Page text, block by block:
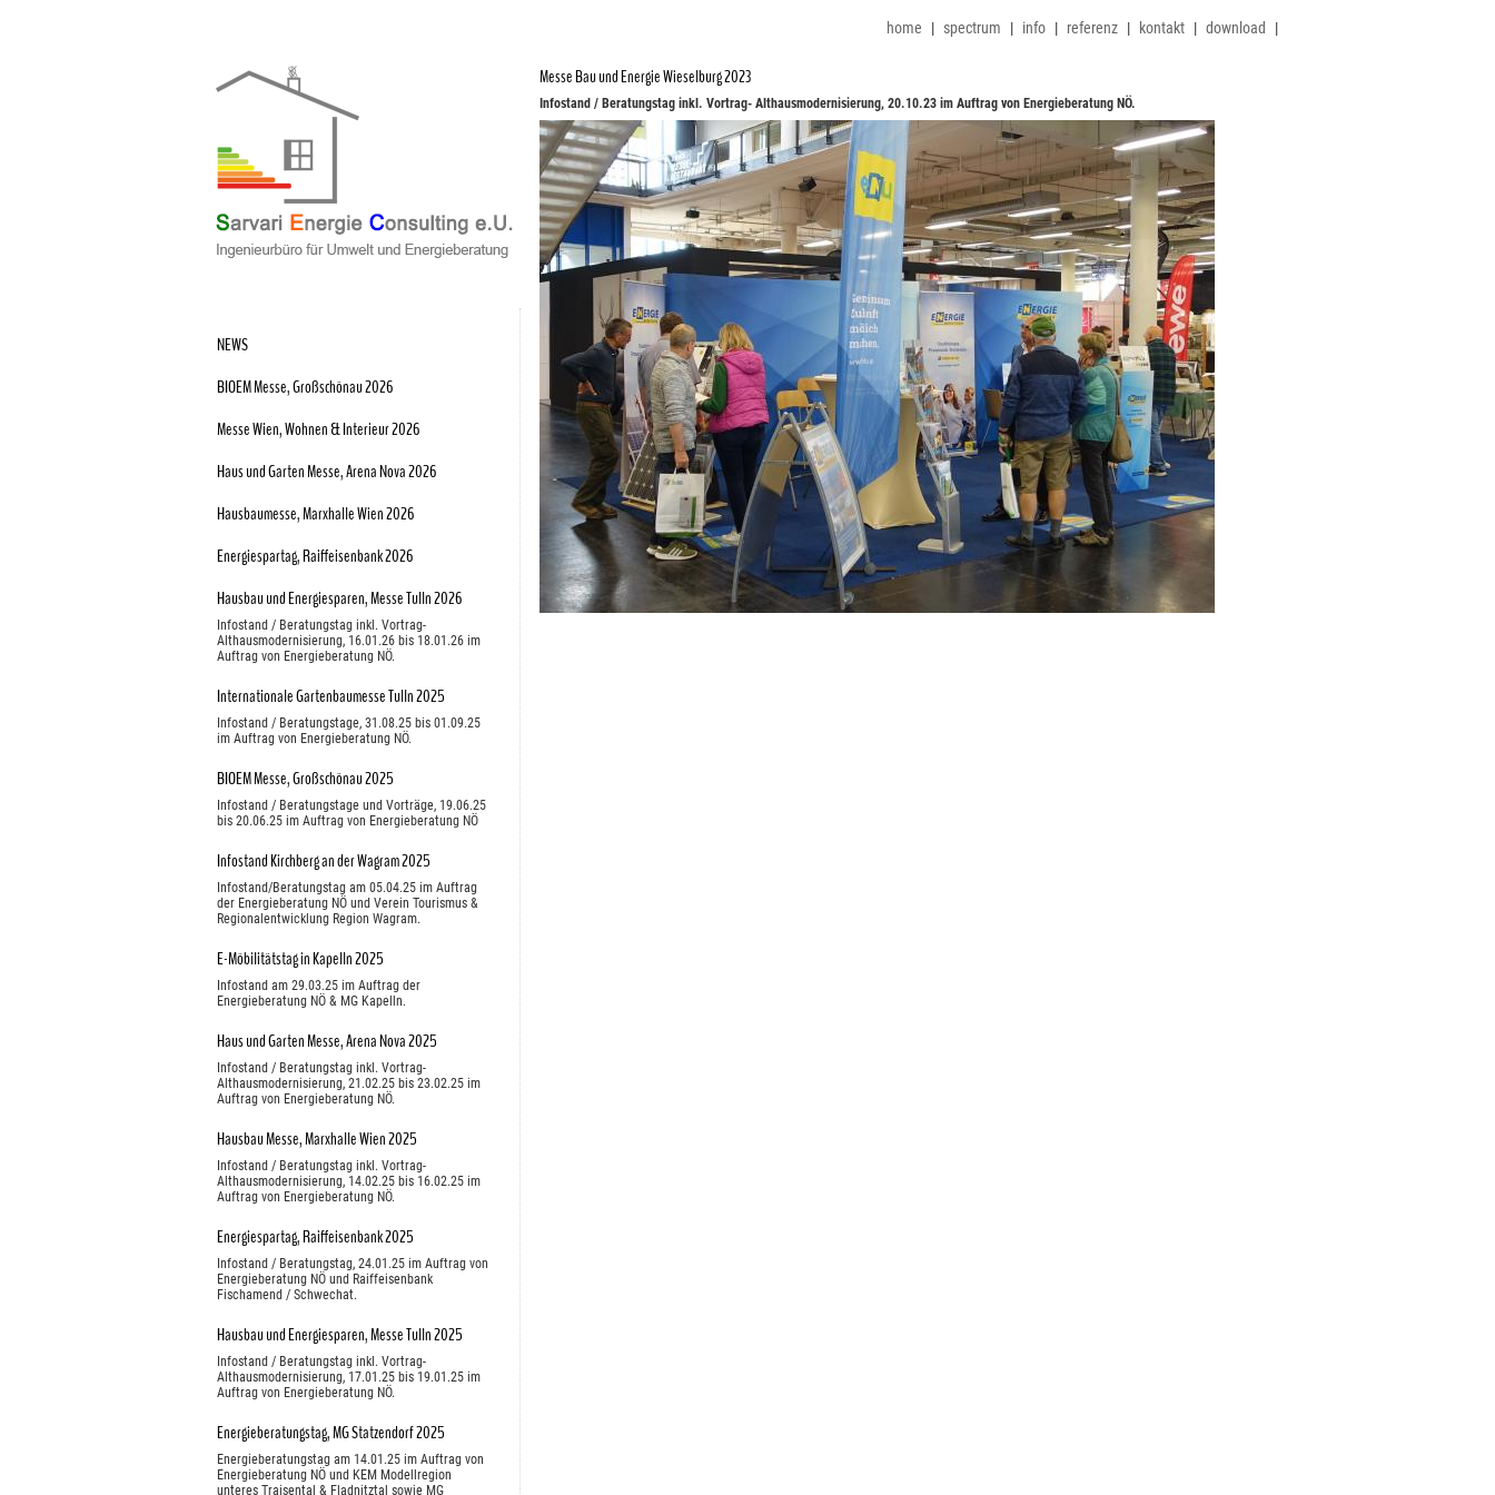
home | spectrum | info | referenz | kontakt | download |
NEWS
BIOEM Messe, Großschönau 2026
Messe Wien, Wohnen & Interieur 2026
Haus und Garten Messe, Arena Nova 2026
Hausbaumesse, Marxhalle Wien 2026
Energiespartag, Raiffeisenbank 2026
Hausbau und Energiesparen, Messe Tulln 2026
Infostand / Beratungstag inkl. Vortrag-
Althausmodernisierung, 16.01.26 bis 18.01.26 im
Auftrag von Energieberatung NÖ.
Internationale Gartenbaumesse Tulln 2025
Infostand / Beratungstage, 31.08.25 bis 01.09.25
im Auftrag von Energieberatung NÖ.
BIOEM Messe, Großschönau 2025
Infostand / Beratungstage und Vorträge, 19.06.25
bis 20.06.25 im Auftrag von Energieberatung NÖ
Infostand Kirchberg an der Wagram 2025
Infostand/Beratungstag am 05.04.25 im Auftrag
der Energieberatung NÖ und Verein Tourismus &
Regionalentwicklung Region Wagram.
E-Möbilitätstag in Kapelln 2025
Infostand am 29.03.25 im Auftrag der
Energieberatung NÖ & MG Kapelln.
Haus und Garten Messe, Arena Nova 2025
Infostand / Beratungstag inkl. Vortrag-
Althausmodernisierung, 21.02.25 bis 23.02.25 im
Auftrag von Energieberatung NÖ.
Hausbau Messe, Marxhalle Wien 2025
Infostand / Beratungstag inkl. Vortrag-
Althausmodernisierung, 14.02.25 bis 16.02.25 im
Auftrag von Energieberatung NÖ.
Energiespartag, Raiffeisenbank 2025
Infostand / Beratungstag, 24.01.25 im Auftrag von
Energieberatung NÖ und Raiffeisenbank
Fischamend / Schwechat.
Hausbau und Energiesparen, Messe Tulln 2025
Infostand / Beratungstag inkl. Vortrag-
Althausmodernisierung, 17.01.25 bis 19.01.25 im
Auftrag von Energieberatung NÖ.
Energieberatungstag, MG Statzendorf 2025
Energieberatungstag am 14.01.25 im Auftrag von
Energieberatung NÖ und KEM Modellregion
unteres Traisental & Fladnitztal sowie MG
Messe Bau und Energie Wieselburg 2023
Infostand / Beratungstag inkl. Vortrag- Althausmodernisierung, 20.10.23 im Auftrag von Energieberatung NÖ.